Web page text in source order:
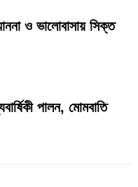
ও ভালোবাসায় সিক্ত
পালন, মোমবাতি